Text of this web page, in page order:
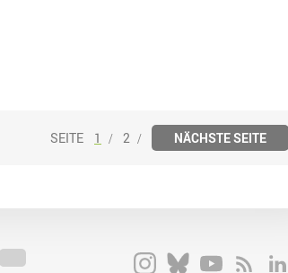
1 2 NÄCHSTE SEITE